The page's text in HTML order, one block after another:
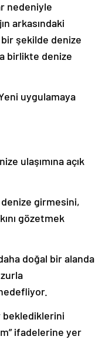
nedeniyle
arkasındaki
şekilde denize
birlikte denize
uygulamaya
ulaşımına açık
girmesini,
gözetmek
doğal bir alanda
beklediklerini
ifadelerine yer